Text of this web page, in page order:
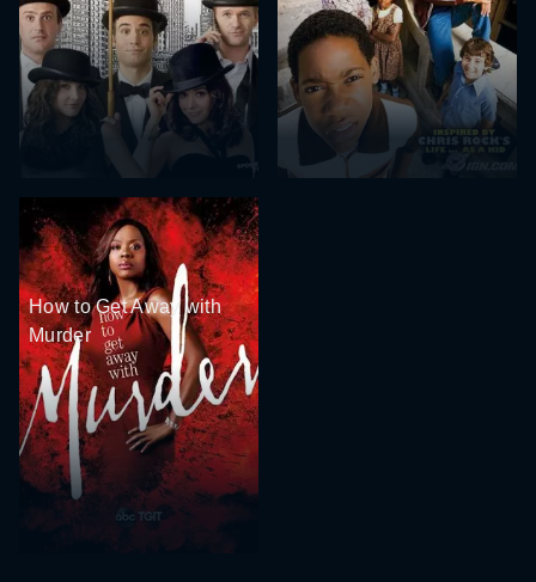
How to Get Away with
Murder